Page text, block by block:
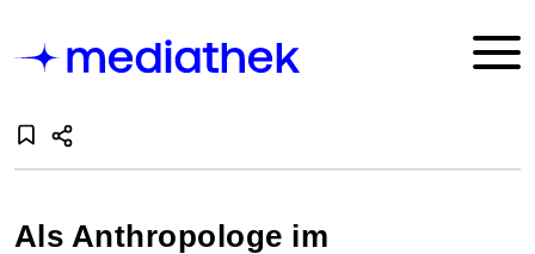
Als Anthropologe im